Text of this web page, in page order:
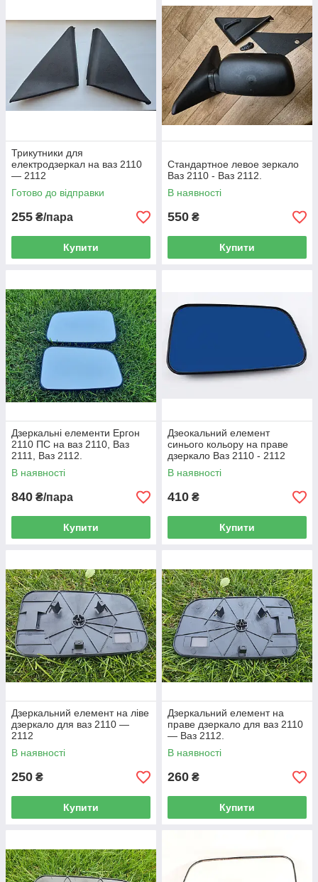
Трикутники для
електродзеркал на ваз 2110
— 2112
Готово до відправки
255 ₴/пара
Купити
Стандартное левое зеркало
Ваз 2110 - Ваз 2112.
В наявності
550 ₴
Купити
Дзеркальні елементи Ергон
2110 ПС на ваз 2110, Ваз
2111, Ваз 2112.
В наявності
840 ₴/пара
Купити
Дзеокальний елемент
синього кольору на праве
дзеркало Ваз 2110 - 2112
В наявності
410 ₴
Купити
Дзеркальний елемент на ліве
дзеркало для ваз 2110 —
2112
В наявності
250 ₴
Купити
Дзеркальний елемент на
праве дзеркало для ваз 2110
— Ваз 2112.
В наявності
260 ₴
Купити